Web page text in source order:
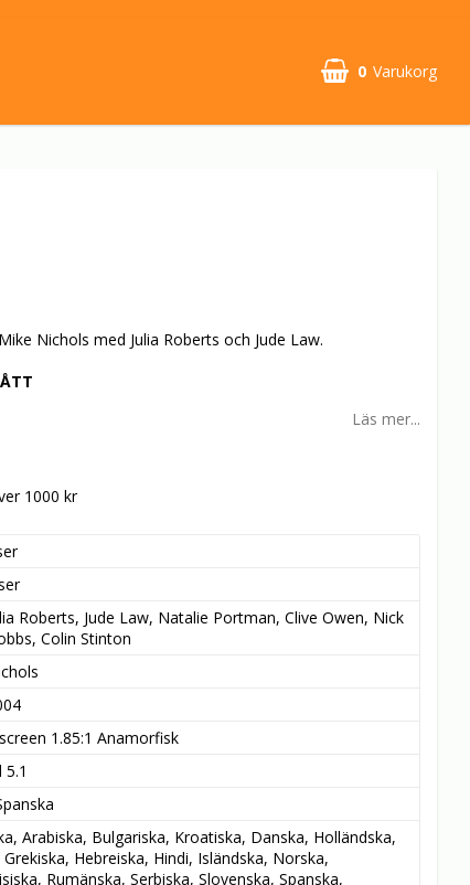
0 Varukorg
Nichols med Julia Roberts och Jude Law.
Läs mer...
1000 kr
Roberts, Jude Law, Natalie Portman, Clive Owen, Nick
Colin Stinton
1.85:1 Anamorfisk
Arabiska, Bulgariska, Kroatiska, Danska, Holländska,
Grekiska, Hebreiska, Hindi, Isländska, Norska,
Rumänska, Serbiska, Slovenska, Spanska,